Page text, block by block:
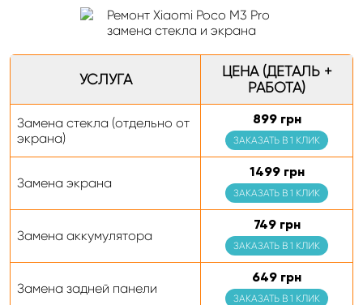
УСЛУГА
ЦЕНА (ДЕТАЛЬ +
РАБОТА)
Замена стекла (отдельно от
экрана)
899 грн
ЗАКАЗАТЬ В 1 КЛИК
Замена экрана
1499 грн
ЗАКАЗАТЬ В 1 КЛИК
Замена аккумулятора
749 грн
ЗАКАЗАТЬ В 1 КЛИК
Замена задней панели
649 грн
ЗАКАЗАТЬ В 1 КЛИК